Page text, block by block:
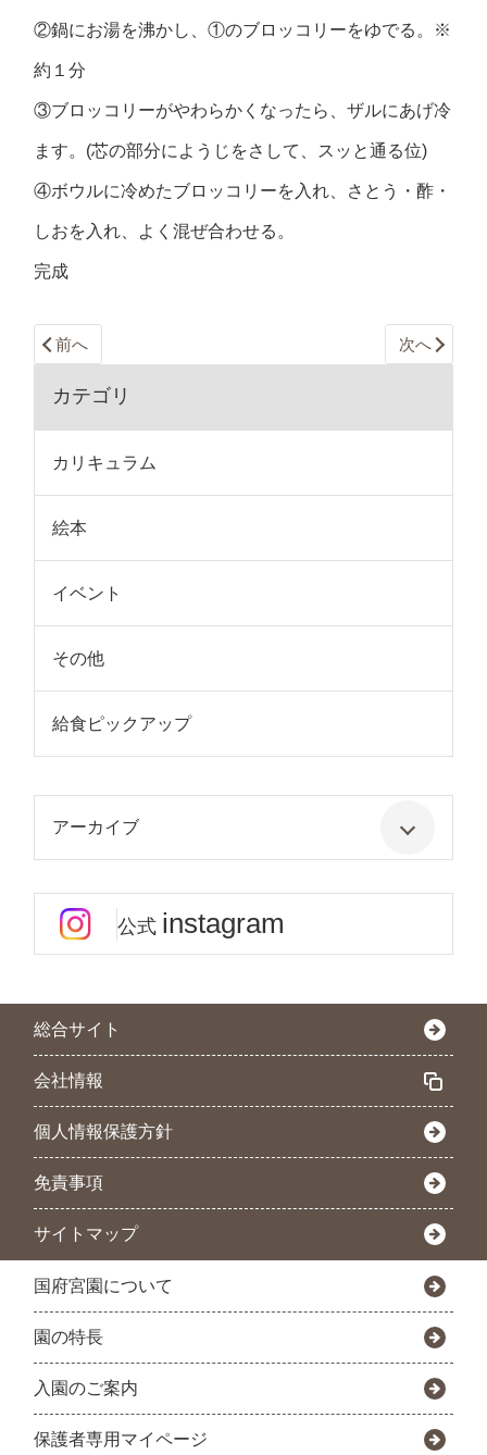
②鍋にお湯を沸かし、①のブロッコリーをゆでる。※
約１分
③ブロッコリーがやわらかくなったら、ザルにあげ冷
ます。(芯の部分にようじをさして、スッと通る位)
④ボウルに冷めたブロッコリーを入れ、さとう・酢・
しおを入れ、よく混ぜ合わせる。
完成
前へ 次へ
カテゴリ
カリキュラム
絵本
イベント
その他
給食ピックアップ
アーカイブ
公式 instagram
総合サイト
会社情報
個人情報保護方針
免責事項
サイトマップ
国府宮園について
園の特長
入園のご案内
保護者専用マイページ